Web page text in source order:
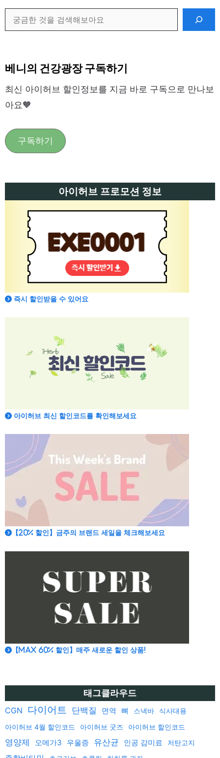
색
베니의 건강광장 구독하기
최신 아이허브 할인정보를 지금 바로 구독으로 만나보
아요🧡
구독하기
아이허브 프로모션 정보
즉시 할인받을 수 있어요
아이허브 최신 할인코드를 확인해보세요
【20% 할인】금주의 브랜드 세일을 체크해보세요
【MAX 60% 할인】매주 새로운 할인 상품!
태그클라우드
CGN 다이어트 단백질 면역 뼈 스낵바
식사대용
아이허브 4월 할인코드
아이허브 굿즈 아이허브 할인코드
영양제 오메가3 우울증 유산균 인공 감미료 저탄고지